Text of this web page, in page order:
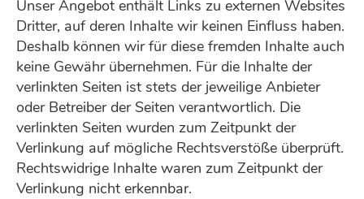
Unser Angebot enthält Links zu externen Websites
Dritter, auf deren Inhalte wir keinen Einfluss haben.
Deshalb können wir für diese fremden Inhalte auch
keine Gewähr übernehmen. Für die Inhalte der
verlinkten Seiten ist stets der jeweilige Anbieter
oder Betreiber der Seiten verantwortlich. Die
verlinkten Seiten wurden zum Zeitpunkt der
Verlinkung auf mögliche Rechtsverstöße überprüft.
Rechtswidrige Inhalte waren zum Zeitpunkt der
Verlinkung nicht erkennbar.